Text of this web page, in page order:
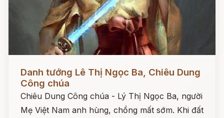
Danh tướng Lê Thị Ngọc Ba, Chiêu Dung
Công chúa
Chiêu Dung Công chúa - Lý Thị Ngọc Ba, người
Mẹ Việt Nam anh hùng, chồng mất sớm. Khi đất